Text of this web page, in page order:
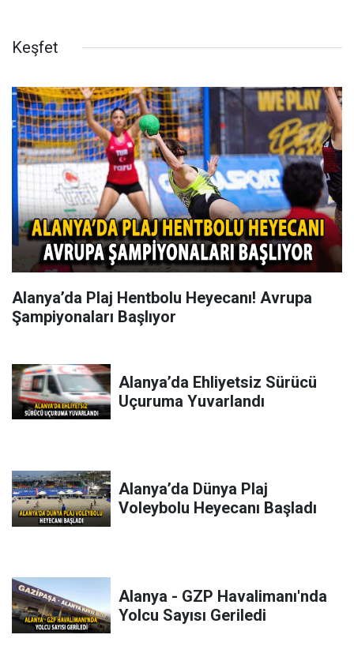
Keşfet
Alanya’da Plaj Hentbolu Heyecanı! Avrupa
Şampiyonaları Başlıyor
Alanya’da Ehliyetsiz Sürücü
Uçuruma Yuvarlandı
Alanya’da Dünya Plaj
Voleybolu Heyecanı Başladı
Alanya - GZP Havalimanı'nda
Yolcu Sayısı Geriledi